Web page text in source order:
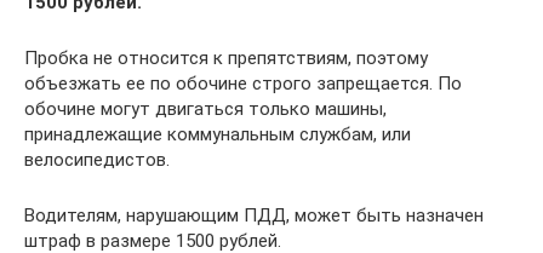
Пробка не относится к препятствиям, поэтому
объезжать ее по обочине строго запрещается. По
обочине могут двигаться только машины,
принадлежащие коммунальным службам, или
велосипедистов.
Водителям, нарушающим ПДД, может быть назначен
штраф в размере 1500 рублей.